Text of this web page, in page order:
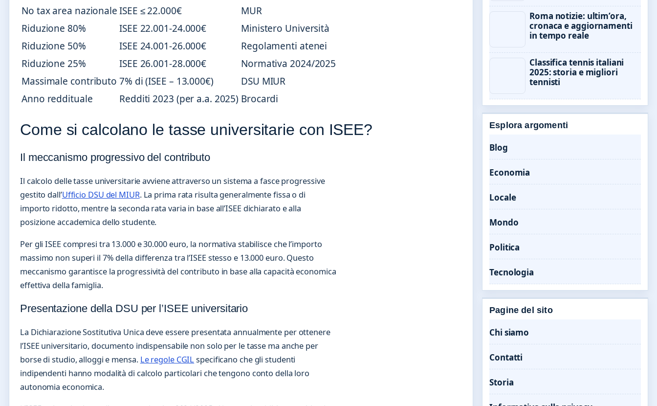
No tax area nazionaleISEE ≤ 22.000€
MUR
Riduzione 80%
ISEE 22.001-24.000€
Ministero Università
Riduzione 50%
ISEE 24.001-26.000€
Regolamenti atenei
Riduzione 25%
ISEE 26.001-28.000€
Normativa 2024/2025
Massimale contributo 7% di (ISEE – 13.000€)
DSU MIUR
Anno reddituale
Redditi 2023 (per a.a. 2025) Brocardi
Come si calcolano le tasse universitarie con ISEE?
Il meccanismo progressivo del contributo
Il calcolo delle tasse universitarie avviene attraverso un sistema a fasce progressive
gestito dall’Ufficio DSU del MIUR. La prima rata risulta generalmente fissa o di
importo ridotto, mentre la seconda rata varia in base all’ISEE dichiarato e alla
posizione accademica dello studente.
Per gli ISEE compresi tra 13.000 e 30.000 euro, la normativa stabilisce che l’importo
massimo non superi il 7% della differenza tra l’ISEE stesso e 13.000 euro. Questo
meccanismo garantisce la progressività del contributo in base alla capacità economica
effettiva della famiglia.
Presentazione della DSU per l’ISEE universitario
La Dichiarazione Sostitutiva Unica deve essere presentata annualmente per ottenere
l’ISEE universitario, documento indispensabile non solo per le tasse ma anche per
borse di studio, alloggi e mensa. Le regole CGILspecificano che gli studenti
indipendenti hanno modalità di calcolo particolari che tengono conto della loro
autonomia economica.
Roma notizie: ultim’ora,
cronaca e aggiornamenti
in tempo reale
Classifica tennis italiani
2025: storia e migliori
tennisti
Esplora argomenti
Blog
Economia
Locale
Mondo
Politica
Tecnologia
Pagine del sito
Chi siamo
Contatti
Storia